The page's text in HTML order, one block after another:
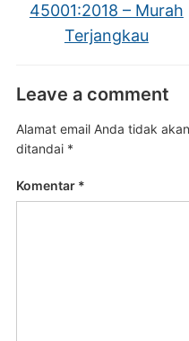
45001:2018 – Murah
Terjangkau
Leave a comment
Alamat email Anda tidak
ditandai *
Komentar *